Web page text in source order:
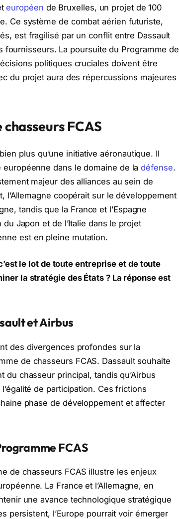
européen de Bruxelles, un projet de 100
Ce système de combat aérien futuriste,
est fragilisé par un conflit entre Dassault
La poursuite du Programme de
politiques cruciales doivent être
du projet aura des répercussions majeures
FCAS
plus qu’une initiative aéronautique. Il
européenne dans le domaine de ladéfense.
majeur des alliances au sein de
l’Allemagne coopérait sur le développement
tandis que la France et l’Espagne
du Japon et de l’Italie dans le projet
est en pleine mutation.
le lot de toute entreprise et de toute
la stratégie des États ? La réponse est
et Airbus
des divergences profondes sur la
de chasseurs FCAS. Dassault souhaite
du chasseur principal, tandis qu’Airbus
de participation. Ces frictions
phase de développement et affecter
FCAS
de chasseurs FCAS illustre les enjeux
La France et l’Allemagne, en
une avance technologique stratégique
persistent, l’Europe pourrait voir émerger